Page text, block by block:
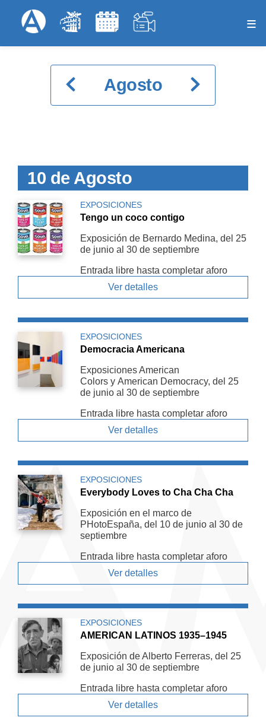
al
Menú Superior
Agosto
10 de Agosto
EXPOSICIONES
Tengo un coco contigo
Exposición de Bernardo Medina, del 25
de junio al 30 de septiembre
Entrada libre hasta completar aforo
Ver detalles
EXPOSICIONES
Democracia Americana
Exposiciones American
Colors y American De­mocracy, del 25
de junio al 30 de septiembre
Entrada libre hasta completar aforo
Ver detalles
EXPOSICIONES
Everybody Loves to Cha Cha Cha
Exposición en el marco de
PHotoEspaña, del 10 de junio al 30 de
septiembre
Entrada libre hasta completar aforo
Ver detalles
EXPOSICIONES
AMERICAN LATINOS 1935–1945
Exposición de Alberto Ferreras, del 25
de junio al 30 de septiembre
Entrada libre hasta completar aforo
Ver detalles